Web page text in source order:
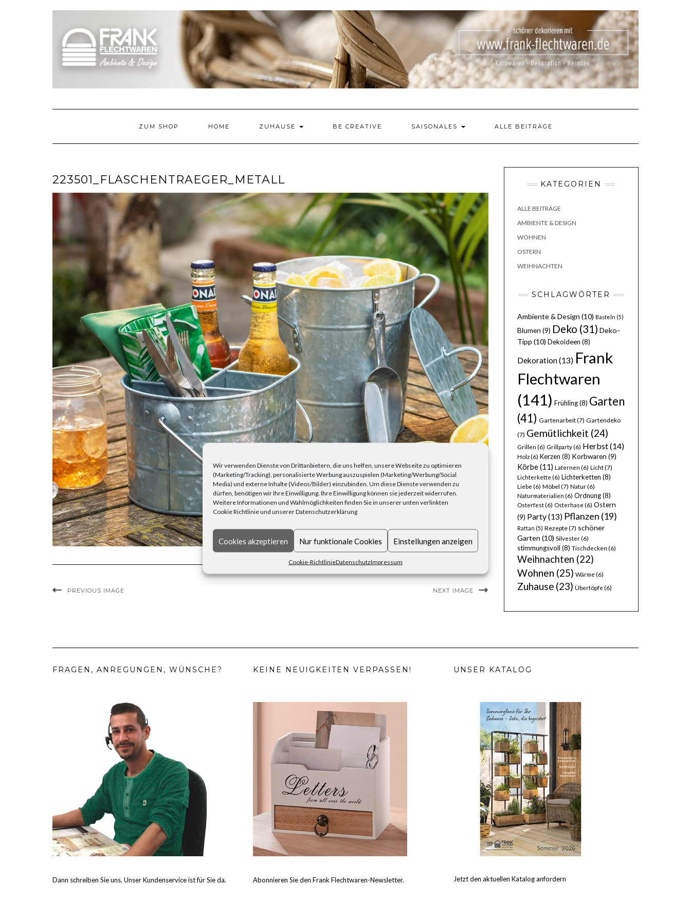
Wir verwenden Dienste von Drittanbietern, die uns helfen, unsere Webseite zu optimieren
(Marketing/Tracking), personalisierte Werbung auszuspielen (Marketing/Werbung/Social
Media) und externe Inhalte (Videos/Bilder) einzubinden. Um diese Dienste verwenden zu
dürfen, benötigen wir Ihre Einwilligung. Ihre Einwilligung können sie jederzeit widerrufen.
Weitere Informationen und Wahlmöglichkeiten finden Sie in unserer unten verlinkten
Cookie Richtlinie und unserer Datenschutzerklärung
Cookies akzeptieren Nur funktionale Cookies Einstellungen anzeigen
Cookie-RichtlinieDatenschutzImpressum
ZUM SHOP HOME ZUHAUSE BE CREATIVE SAISONALES ALLE BEITRÄGE
223501_FLASCHENTRAEGER_METALL
PREVIOUS IMAGE NEXT IMAGE
KATEGORIEN
ALLE BEITRÄGE
AMBIENTE & DESIGN
WOHNEN
OSTERN
WEIHNACHTEN
SCHLAGWÖRTER
Ambiente & Design (10) Basteln (5)
Blumen (9) Deko (31) Deko-
Tipp (10) Dekoideen (8)
Dekoration(13) Frank
Flechtwaren
(141) Frühling(8) Garten
(41) Gartenarbeit(7) Gartendeko
(7) Gemütlichkeit (24)
Grillen (6) Grillparty(6) Herbst(14)
Holz(6) Kerzen (8) Korbwaren (9)
Körbe(11) Laternen (6) Licht(7)
Lichterkette (6) Lichterketten (8)
Liebe (6) Möbel (7) Natur(6)
Naturmaterialien (6) Ordnung(8)
Osterfest(6) Osterhase (6) Ostern
(9) Party(13) Pflanzen (19)
Rattan (5) Rezepte(7) schöner
Garten (10) Silvester(6)
stimmungsvoll (8) Tischdecken (6)
Weihnachten (22)
Wohnen (25) Wärme (6)
Zuhause(23) Übertöpfe (6)
FRAGEN, ANREGUNGEN, WÜNSCHE?
Dann schreiben Sie uns. Unser Kundenservice ist für Sie da.
KEINE NEUIGKEITEN VERPASSEN!
Abonnieren Sie den Frank Flechtwaren-Newsletter.
UNSER KATALOG
Jetzt den aktuellen Katalog anfordern